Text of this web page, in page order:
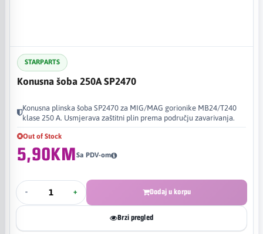
STARPARTS
Konusna šoba 250A SP2470
Konusna plinska šoba SP2470 za MIG/MAG gorionike MB24/T240
klase 250 A. Usmjerava zaštitni plin prema području zavarivanja.
Out of Stock
5,90KMSa PDV-om
- + Dodaj u korpu
Brzi pregled